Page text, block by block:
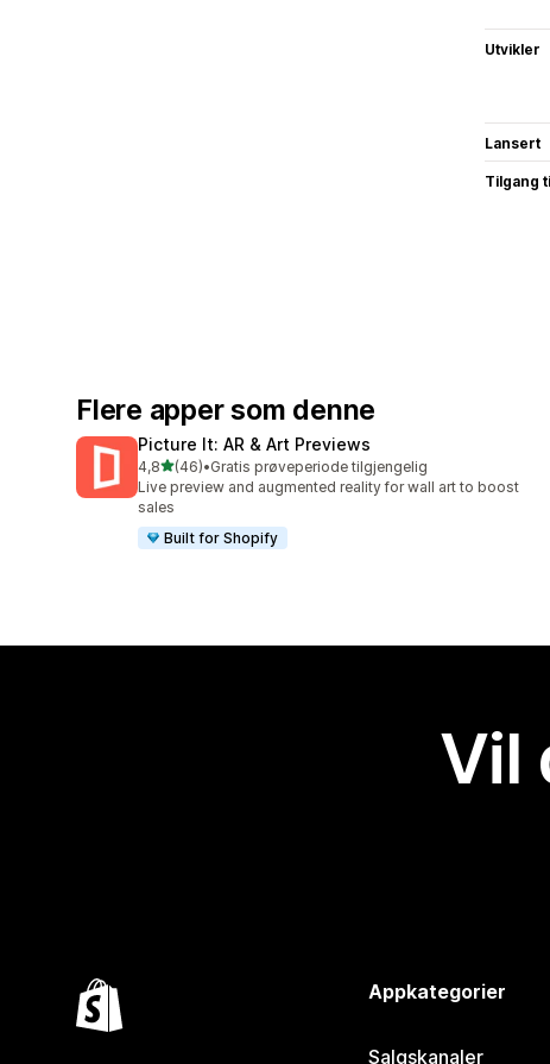
Utvikler
Lansert
Tilgang
Flere apper som denne
Picture It: AR & Art Previews
4,8av 5 stjerner
(46)
Totalt 46 omtaler
•Gratis prøveperiode tilgjengelig
Live preview and augmented reality for wall art to boost
sales
Built for Shopify
Vil
Appkategorier
Salgskanaler